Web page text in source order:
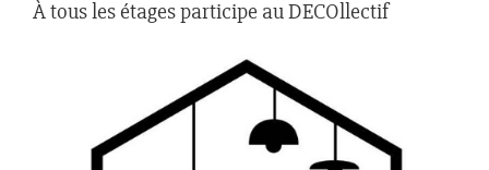
À tous les étages participe au DECOllectif